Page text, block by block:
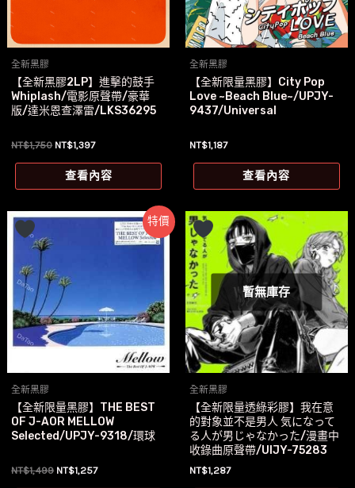
全新黑膠
【全新黑膠2LP】進擊的鼓手
Whiplash/電影原聲帶/豪華
版/達米恩查澤雷/LKS36295
NT$1,750 原
格：
NT$1,397目
價
格：
查看內容
全新黑膠
【全新限量黑膠】City Pop
Love ~Beach Blue~/UPJY-
9437/Universal
NT$1,187
查看內容
特價
全新黑膠
【全新限量黑膠】THE BEST
OF J-AOR MELLOW
Selected/UPJY-9318/環球
NT$1,499 原
NT$1,257目
暫無庫存
全新黑膠
【全新限量透綠彩膠】我在意
的對象並不是男人 気になって
る人が男じゃなかった/漫畫中
收錄曲原聲帶/UIJY-75283
NT$1,287